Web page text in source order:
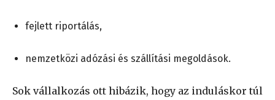
fejlett riportálás,
nemzetközi adózási és szállítási megoldások.
Sok vállalkozás ott hibázik, hogy az induláskor túl